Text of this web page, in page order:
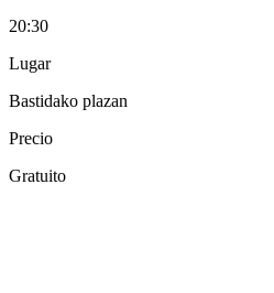
20:30
Lugar
Bastidako plazan
Precio
Gratuito